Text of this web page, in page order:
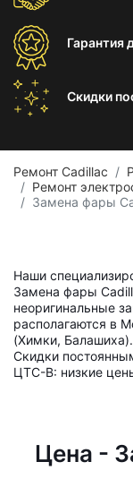
Гарантия
Скидки
Ремонт Cadillac
Ремонт
Замена фары
Наши
Замена фары
неоригинальные
располагаются в
(Химки, Балашиха).
Скидки
ЦТС-В: низкие
Цена -